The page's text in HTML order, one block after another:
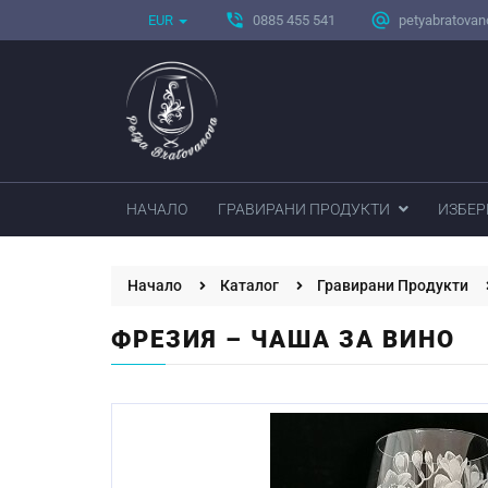
EUR phone_in_talk 0885 455 541 alternate_email
НАЧАЛО ГРАВИРАНИ ПРОДУКТИ
Начало Каталог Гравирани Продукти
ФРЕЗИЯ – ЧАША ЗА ВИНО